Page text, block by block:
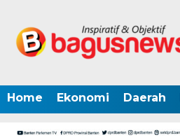
Home Ekonomi Daerah